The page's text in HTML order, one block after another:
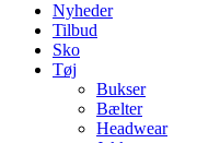
Nyheder
Tilbud
Sko
Tøj
Bukser
Bælter
Headwear